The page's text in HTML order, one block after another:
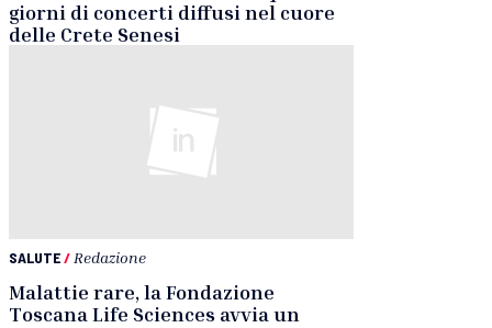
giorni di concerti diffusi nel cuore
delle Crete Senesi
SALUTE/ Redazione
Malattie rare, la Fondazione
Toscana Life Sciences avvia un